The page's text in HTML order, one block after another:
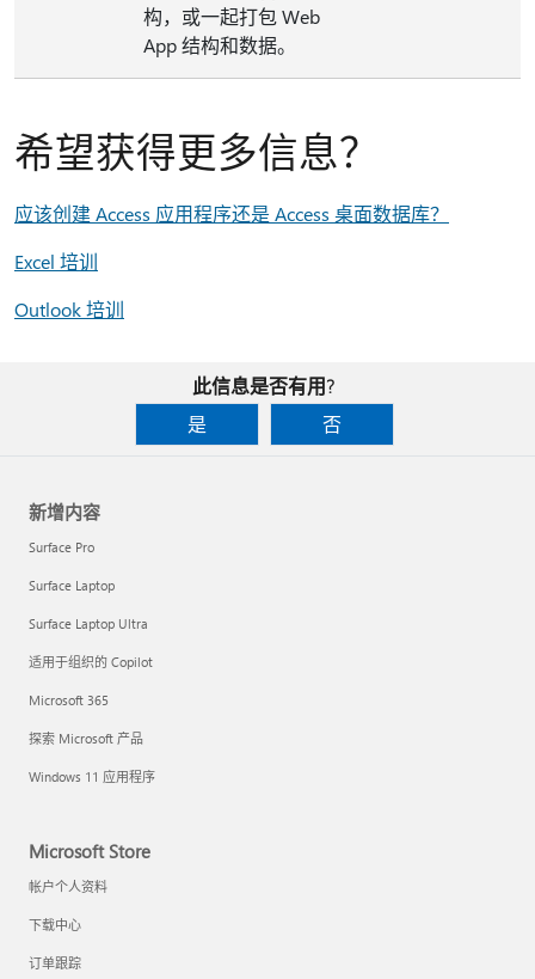
构，或一起打包 Web
App 结构和数据。
希望获得更多信息？
应该创建 Access 应用程序还是 Access 桌面数据库？
Excel 培训
Outlook 培训
此信息是否有用?
是
否
新增内容
Surface Pro
Surface Laptop
Surface Laptop Ultra
适用于组织的 Copilot
Microsoft 365
探索 Microsoft 产品
Windows 11 应用程序
Microsoft Store
帐户个人资料
下载中心
订单跟踪